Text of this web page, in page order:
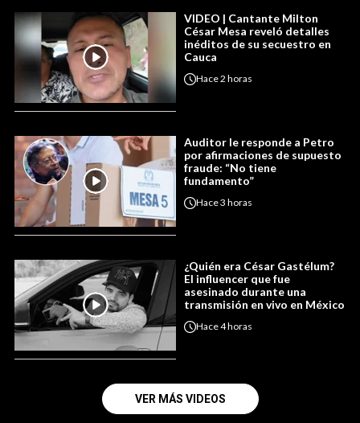
VIDEO | Cantante Milton
César Mesa reveló detalles
inéditos de su secuestro en
Cauca
Hace2 horas
Auditor le responde a Petro
por afirmaciones de supuesto
fraude: “No tiene
fundamento”
Hace3 horas
¿Quién era César Gastélum?
El influencer que fue
asesinado durante una
transmisión en vivo en México
Hace4 horas
VER MÁS VIDEOS